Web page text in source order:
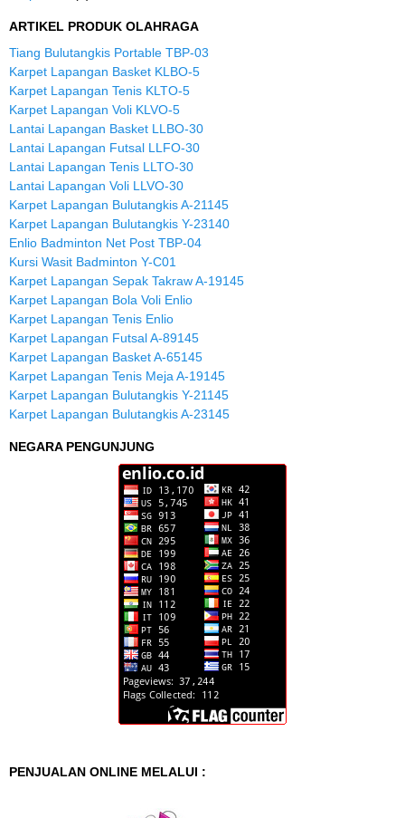
ARTIKEL PRODUK OLAHRAGA
Tiang Bulutangkis Portable TBP-03
Karpet Lapangan Basket KLBO-5
Karpet Lapangan Tenis KLTO-5
Karpet Lapangan Voli KLVO-5
Lantai Lapangan Basket LLBO-30
Lantai Lapangan Futsal LLFO-30
Lantai Lapangan Tenis LLTO-30
Lantai Lapangan Voli LLVO-30
Karpet Lapangan Bulutangkis A-21145
Karpet Lapangan Bulutangkis Y-23140
Enlio Badminton Net Post TBP-04
Kursi Wasit Badminton Y-C01
Karpet Lapangan Sepak Takraw A-19145
Karpet Lapangan Bola Voli Enlio
Karpet Lapangan Tenis Enlio
Karpet Lapangan Futsal A-89145
Karpet Lapangan Basket A-65145
Karpet Lapangan Tenis Meja A-19145
Karpet Lapangan Bulutangkis Y-21145
Karpet Lapangan Bulutangkis A-23145
NEGARA PENGUNJUNG
PENJUALAN ONLINE MELALUI :